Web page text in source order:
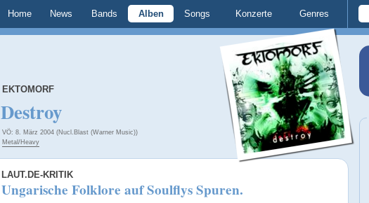
Home News Bands Alben Songs Konzerte Genres
EKTOMORF
Destroy
VÖ: 8. März 2004 (Nucl.Blast (Warner Music))
Metal/Heavy
LAUT.DE-KRITIK
Ungarische Folklore auf Soulflys Spuren.